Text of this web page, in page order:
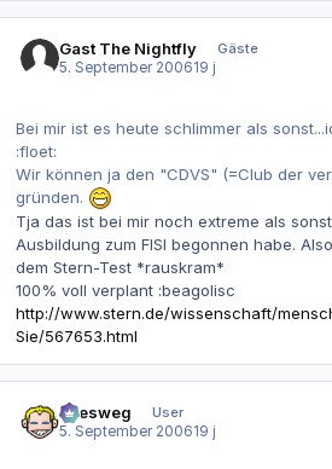
Gast The Nightfly
Gäste
5. September 200619 j
Bei mir ist es heute schlimmer als
:floet:
Wir können ja den "CDVS" (=Club der
gründen.
Tja das ist bei mir noch extreme als
Ausbildung zum FISI begonnen habe.
dem Stern-Test *rauskram*
100% voll verplant :beagolisc
http://www.stern.de/wissenschaft/
Sie/567653.html
allesweg
User
5. September 200619 j